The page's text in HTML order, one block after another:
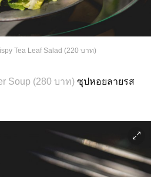
Tea Leaf Salad (220 บาท)
Soup (280 บาท) ซุปหอยลายรส